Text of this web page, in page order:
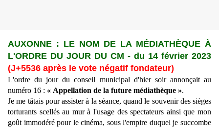
AUXONNE : LE NOM DE LA MÉDIATHÈQUE À
L'ORDRE DU JOUR DU CM - du 14 février 2023
(J+5536 après le vote négatif fondateur)
L'ordre du jour du conseil municipal d'hier soir annonçait au
numéro 16 : « Appellation de la future médiathèque ».
Je me tâtais pour assister à la séance, quand le souvenir des sièges
torturants scellés au mur à l'usage des spectateurs ainsi que mon
goût immodéré pour le cinéma, sous l'empire duquel je succombe